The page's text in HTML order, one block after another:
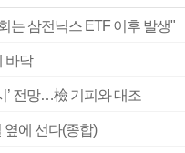
는 삼전닉스 ETF 이후 발생"
바닥
’ 전망…檢 기피와 대조
에 선다(종합)